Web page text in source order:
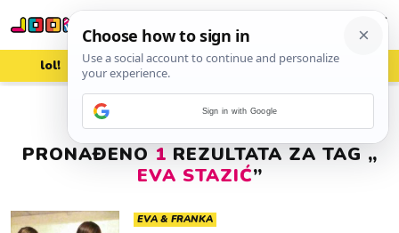
lol! aww vrh! woot?!
PRONAĐENO 1 REZULTATA ZA TAG „
EVA STAZIĆ”
EVA & FRANKA
Sign in with Google